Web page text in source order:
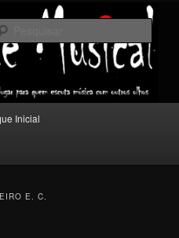
outros olhos.
Inicial
E. C.